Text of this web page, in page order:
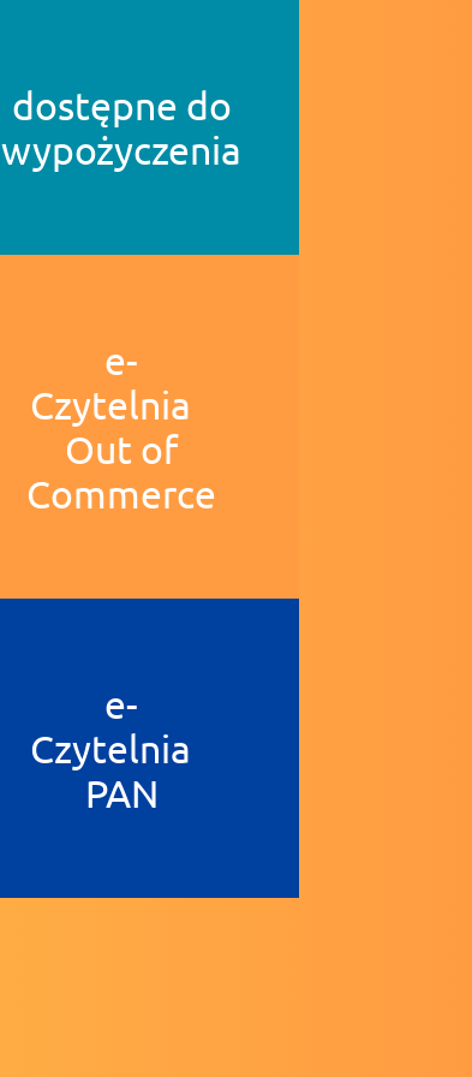
dostępne do
wypożyczenia
e-
Czytelnia
Out of
Commerce
e-
Czytelnia
PAN